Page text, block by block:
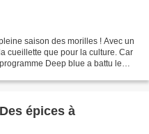
saison des morilles ! Avec un
cueillette que pour la culture. Car
Deep blue a battu le
épices à